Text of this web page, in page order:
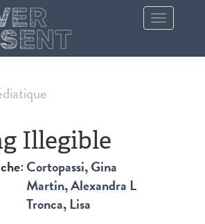
Toggle
navigation
Illegible
Cortopassi, Gina
Martin, Alexandra L
Tronca, Lisa